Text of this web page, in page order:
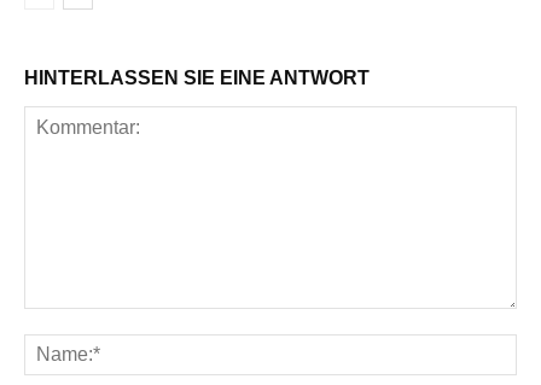
HINTERLASSEN SIE EINE ANTWORT